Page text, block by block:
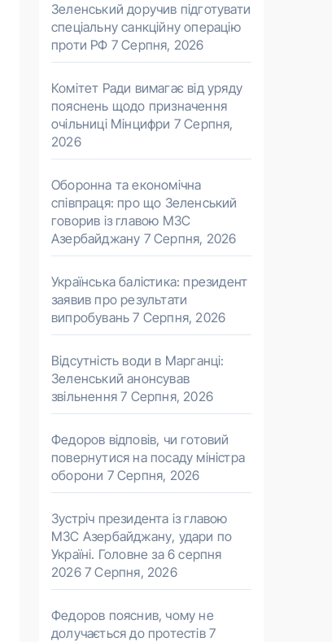
Зеленський доручив підготувати
спеціальну санкційну операцію
проти РФ 7 Серпня, 2026
Комітет Ради вимагає від уряду
пояснень щодо призначення
очільниці Мінцифри 7 Серпня,
2026
Оборонна та економічна
співпраця: про що Зеленський
говорив із главою МЗС
Азербайджану 7 Серпня, 2026
Українська балістика: президент
заявив про результати
випробувань 7 Серпня, 2026
Відсутність води в Марганці:
Зеленський анонсував
звільнення 7 Серпня, 2026
Федоров відповів, чи готовий
повернутися на посаду міністра
оборони 7 Серпня, 2026
Зустріч президента із главою
МЗС Азербайджану, удари по
Україні. Головне за 6 серпня
2026 7 Серпня, 2026
Федоров пояснив, чому не
долучається до протестів 7